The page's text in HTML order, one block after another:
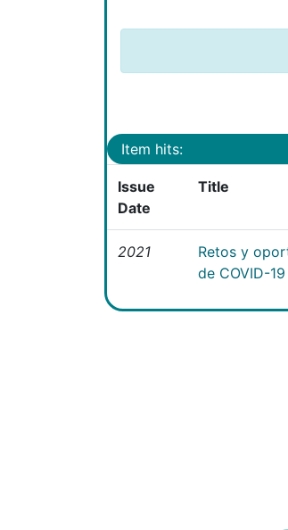
Item hits:
Issue
Date
Title
2021
Retos y
de COVID-19